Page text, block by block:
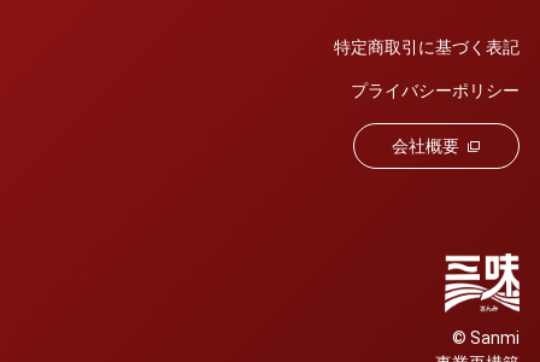
特定商取引に基づく表記
プライバシーポリシー
会社概要
© Sanmi